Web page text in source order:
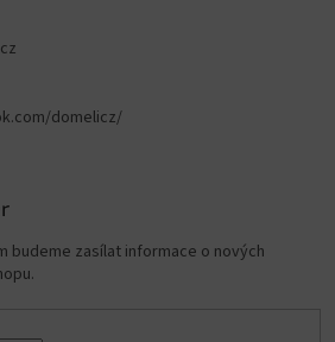
domelicz/
budeme zasílat informace o nových